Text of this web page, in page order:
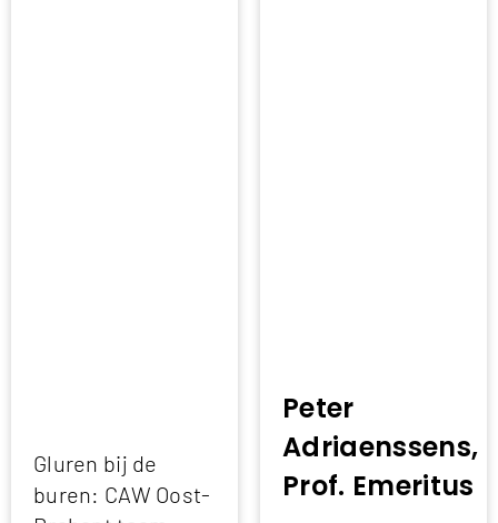
Gluren bij de
buren: CAW Oost-
Peter
Adriaenssens,
Prof. Emeritus